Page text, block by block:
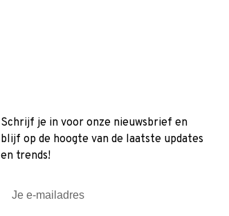
Schrijf je in voor onze nieuwsbrief en
blijf op de hoogte van de laatste updates
en trends!